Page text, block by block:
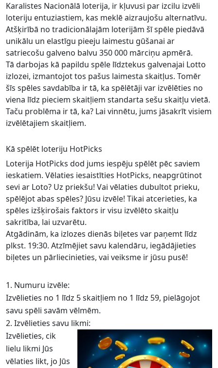
Karalistes Nacionālā loterija, ir kļuvusi par izcilu izvēli
loteriju entuziastiem, kas meklē aizraujošu alternatīvu.
Atšķirībā no tradicionālajām loterijām šī spēle piedāvā
unikālu un elastīgu pieeju laimestu gūšanai ar
satriecošu galveno balvu 350 000 mārciņu apmērā.
Tā darbojas kā papildu spēle līdztekus galvenajai Lotto
izlozei, izmantojot tos pašus laimesta skaitļus. Tomēr
šīs spēles savdabība ir tā, ka spēlētāji var izvēlēties no
viena līdz pieciem skaitļiem standarta sešu skaitļu vietā.
Taču problēma ir tā, ka? Lai vinnētu, jums jāsakrīt visiem
izvēlētajiem skaitļiem.
Kā spēlēt loteriju HotPicks
Loterija HotPicks dod jums iespēju spēlēt pēc saviem
ieskatiem. Vēlaties iesaistīties HotPicks, neapgrūtinot
sevi ar Loto? Uz priekšu! Vai vēlaties dubultot prieku,
spēlējot abas spēles? Jūsu izvēle! Tikai atcerieties, ka
spēles izšķirošais faktors ir visu izvēlēto skaitļu
sakritība, lai uzvarētu.
Atgādinām, ka izlozes dienās biļetes var paņemt līdz
plkst. 19:30. Atzīmējiet savu kalendāru, iegādājieties
biļetes un pārliecinieties, vai veiksme ir jūsu pusē!
Numuru izvēle:
Izvēlieties no 1 līdz 5 skaitļiem no 1 līdz 59, pielāgojot
savu spēli savām vēlmēm.
Izvēlieties savu likmi:
Izvēlieties, cik
lielu likmi Jūs
vēlaties likt, jo Jūs